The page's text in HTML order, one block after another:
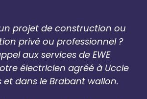
projet de construction ou
privé ou professionnel ?
aux services de EWE
électricien agréé à Uccle
et dans le Brabant wallon.